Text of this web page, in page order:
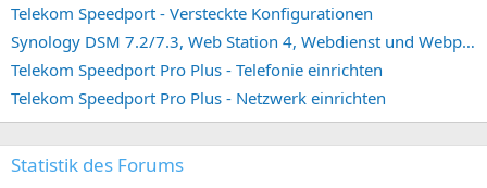
Telekom Speedport - Versteckte Konfigurationen
Synology DSM 7.2/7.3, Web Station 4, Webdienst und Webportal erstellen (ehemals vHost)
Telekom Speedport Pro Plus - Telefonie einrichten
Telekom Speedport Pro Plus - Netzwerk einrichten
Statistik des Forums